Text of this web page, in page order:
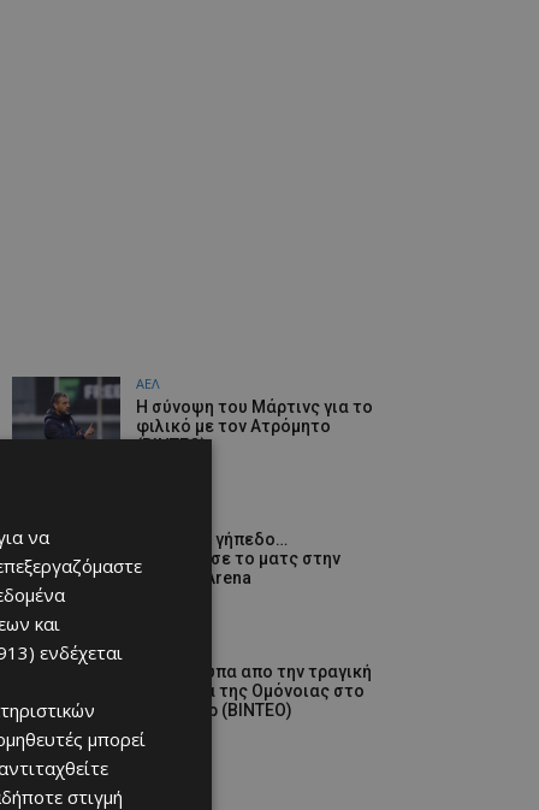
ΑΕΛ
H σύνοψη του Μάρτινς για το
φιλικό με τον Ατρόμητο
(ΒΙΝΤΕΟ)
Ξανά στο γήπεδο…
Επανήρχισε το ματς στην
Red Bull Arena
Στιγμιότυπα απο την τραγική
παρουσία της Ομόνοιας στο
Γιβραλτάρ (ΒΙΝΤΕΟ)
06/08/2026
να
και
ενδέχεται
μπορεί
στιγμή